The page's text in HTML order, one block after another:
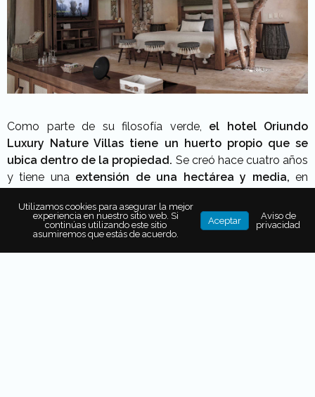
Como parte de su filosofía verde, el hotel Oriundo
Luxury Nature Villas tiene un huerto propio que se
ubica dentro de la propiedad. Se creó hace cuatro años
y tiene una extensión de una hectárea y media, en
la propuesta gastronómica.
La comida yucateca será parte de tu experiencia,
sea desde elrestaurante Arcoso desde el aledaño
Utilizamos cookies para asegurar la mejor
experiencia en nuestro sitio web. Si
continúas utilizando este sitio
asumiremos que estás de acuerdo.
Aceptar
Aviso de
privacidad